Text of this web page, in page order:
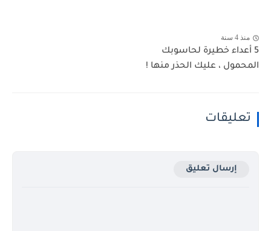
منذ 4 سنة
5 أعداء خطيرة لحاسوبك
المحمول ، عليك الحذر منها !
تعليقات
إرسال تعليق